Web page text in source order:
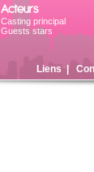
Acteurs
Casting principal
Guests stars
Liens